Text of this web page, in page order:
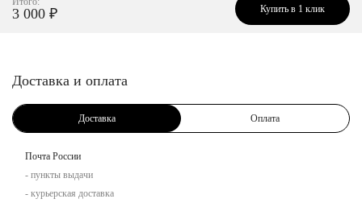
3 000 ₽ Купить в 1 клик
Доставка и оплата
Доставка Оплата
Почта России
- пункты выдачи
- курьерская доставка